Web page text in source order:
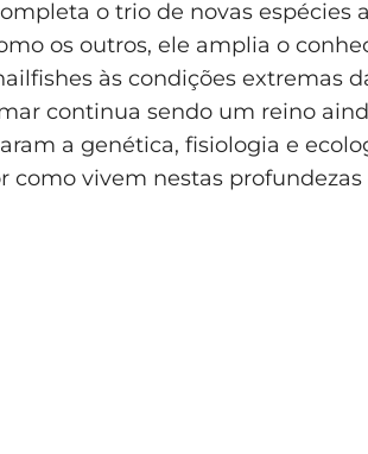
o trio de novas espécies
os outros, ele amplia o
às condições extremas
continua sendo um reino
a genética, fisiologia e
como vivem nestas profundezas